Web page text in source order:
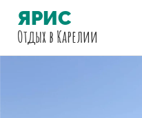
ЯРИС
Отдыхв Карелии